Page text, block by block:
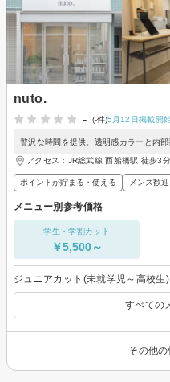
nuto.
-
(-件)5月12日掲載開
贅沢な時間を提供。透明感カラーと内
アクセス：JR総武線 西船橋駅 徒歩3分
ポイントが貯まる・使える メンズ歓迎
メニュー別参考価格
学生・学割カット
￥5,500～
ジュニアカット(未就学児～高校生)
すべての
その他